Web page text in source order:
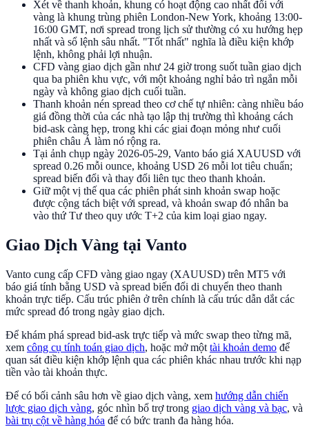
Xét về thanh khoản, khung có hoạt động cao nhất đối với
vàng là khung trùng phiên London-New York, khoảng 13:00-
16:00 GMT, nơi spread trong lịch sử thường có xu hướng hẹp
nhất và sổ lệnh sâu nhất. "Tốt nhất" nghĩa là điều kiện khớp
lệnh, không phải lợi nhuận.
CFD vàng giao dịch gần như 24 giờ trong suốt tuần giao dịch
qua ba phiên khu vực, với một khoảng nghỉ bảo trì ngắn mỗi
ngày và không giao dịch cuối tuần.
Thanh khoản nén spread theo cơ chế tự nhiên: càng nhiều báo
giá đồng thời của các nhà tạo lập thị trường thì khoảng cách
bid-ask càng hẹp, trong khi các giai đoạn mỏng như cuối
phiên châu Á làm nó rộng ra.
Tại ảnh chụp ngày 2026-05-29, Vanto báo giá XAUUSD với
spread 0.26 mỗi ounce, khoảng USD 26 mỗi lot tiêu chuẩn;
spread biến đổi và thay đổi liên tục theo thanh khoản.
Giữ một vị thế qua các phiên phát sinh khoản swap hoặc
được cộng tách biệt với spread, và khoản swap đó nhân ba
vào thứ Tư theo quy ước T+2 của kim loại giao ngay.
Giao Dịch Vàng tại Vanto
Vanto cung cấp CFD vàng giao ngay (XAUUSD) trên MT5 với
báo giá tính bằng USD và spread biến đổi di chuyển theo thanh
khoản trực tiếp. Cấu trúc phiên ở trên chính là cấu trúc dẫn dắt các
mức spread đó trong ngày giao dịch.
Để khám phá spread bid-ask trực tiếp và mức swap theo từng mã,
xem công cụ tính toán giao dịch, hoặc mở một tài khoản demo để
quan sát điều kiện khớp lệnh qua các phiên khác nhau trước khi nạp
tiền vào tài khoản thực.
Để có bối cảnh sâu hơn về giao dịch vàng, xem hướng dẫn chiến
lược giao dịch vàng, góc nhìn bổ trợ trong giao dịch vàng và bạc, và
bài trụ cột về hàng hóa để có bức tranh đa hàng hóa.